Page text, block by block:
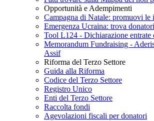
Opportunità e Adempimenti
Campagna di Natale: promuovi le
Emergenza Ucraina: trova
Tool L124 - Dichiarazione entrate
Memorandum Fundraising -
Assif
Riforma del Terzo Settore
Guida alla Riforma
Codice del Terzo Settore
Registro Unico
Enti del Terzo Settore
Raccolta fondi
Agevolazioni fiscali per donatori